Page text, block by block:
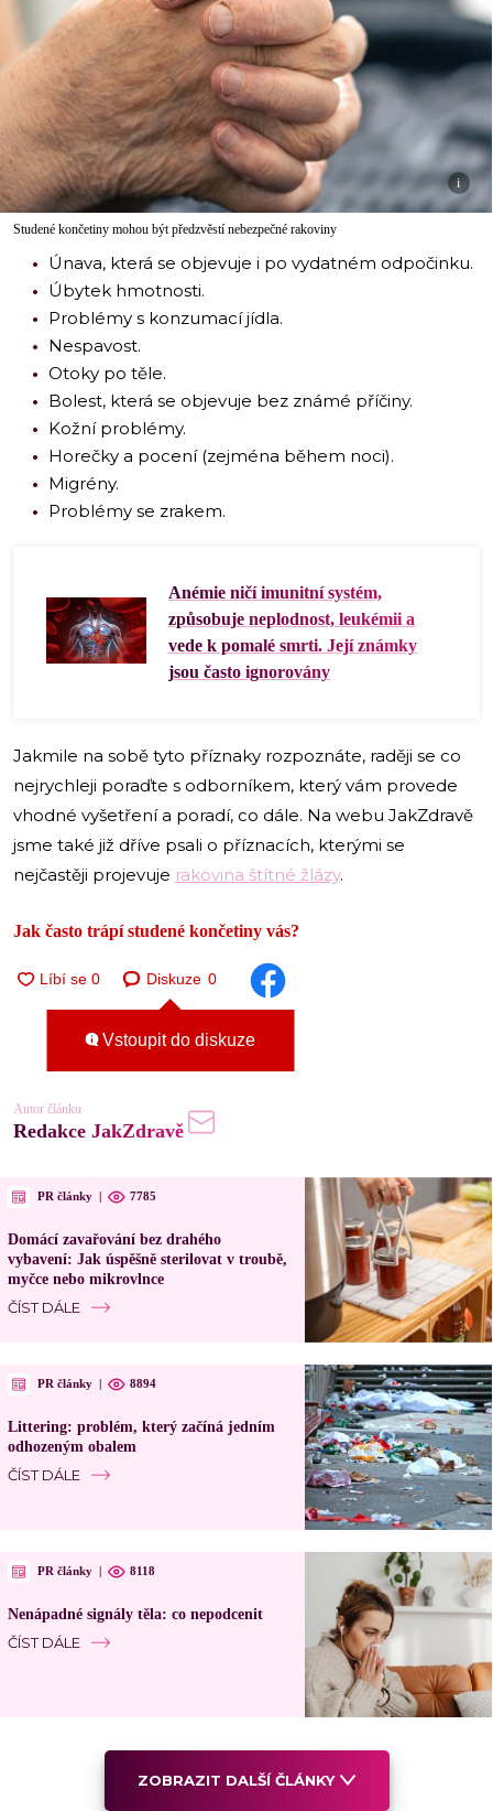
i
Studené končetiny mohou být předzvěstí nebezpečné rakoviny
Únava, která se objevuje i po vydatném odpočinku.
Úbytek hmotnosti.
Problémy s konzumací jídla.
Nespavost.
Otoky po těle.
Bolest, která se objevuje bez známé příčiny.
Kožní problémy.
Horečky a pocení (zejména během noci).
Migrény.
Problémy se zrakem.
Anémie ničí imunitní systém,
způsobuje neplodnost, leukémii a
vede k pomalé smrti. Její známky
jsou často ignorovány
Jakmile na sobě tyto příznaky rozpoznáte, raději se co
nejrychleji poraďte s odborníkem, který vám provede
vhodné vyšetření a poradí, co dále. Na webu JakZdravě
jsme také již dříve psali o příznacích, kterými se
nejčastěji projevuje rakovina štítné žlázy.
Jak často trápí studené končetiny vás?
Diskuze 0
Vstoupit do diskuze
Autor článku
Redakce JakZdravě
PR články | 7785
Domácí zavařování bez drahého
vybavení: Jak úspěšně sterilovat v troubě,
myčce nebo mikrovlnce
ČÍST DÁLE
PR články | 8894
Littering: problém, který začíná jedním
odhozeným obalem
ČÍST DÁLE
PR články | 8118
Nenápadné signály těla: co nepodcenit
ČÍST DÁLE
ZOBRAZIT DALŠÍ ČLÁNKY